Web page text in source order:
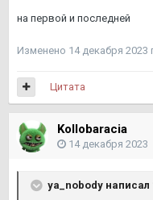
на первой и последней
Изменено 14 декабря 2023
Цитата
Kollobaracia
14 декабря 2023
ya_nobody написал